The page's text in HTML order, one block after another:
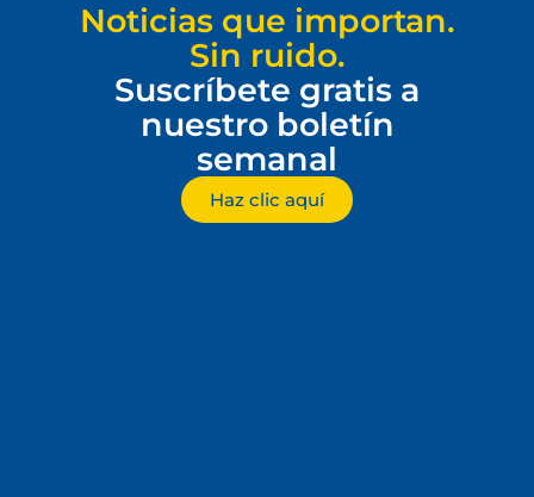
Noticias que importan.
Sin ruido.
Suscríbete gratis a
nuestro boletín
semanal
Haz clic aquí